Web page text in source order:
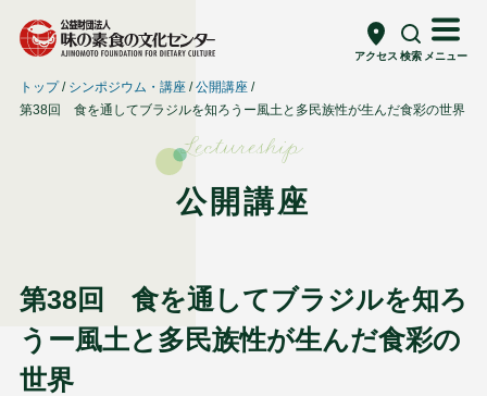
アクセス 検索 メニュー
トップ シンポジウム・講座
公開講座
第38回 食を通してブラジルを知ろうー風土と多民族性が生んだ食彩の世界
Lectureship
公開講座
第38回 食を通してブラジルを知ろ
うー風土と多民族性が生んだ食彩の
世界